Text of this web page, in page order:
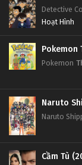
Detective
Hoạt Hình
Pokemon
Pokemon
Naruto
Naruto
Cầm Tù